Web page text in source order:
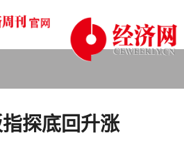
探底回升涨